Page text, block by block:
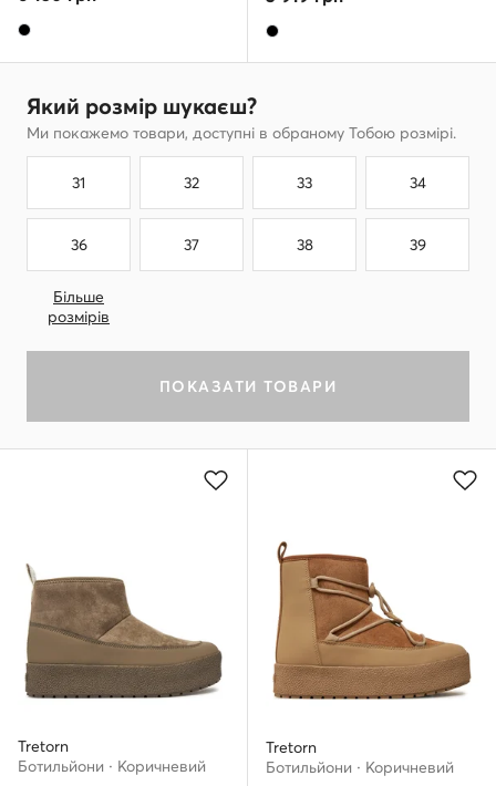
Який розмір шукаєш?
Ми покажемо товари, доступні в обраному Тобою розмірі.
31 32 33 34
36 37 38 39
Більше
розмірів
ПОКАЗАТИ ТОВАРИ
Tretorn
Ботильйони · Коричневий
Tretorn
Ботильйони · Коричневий